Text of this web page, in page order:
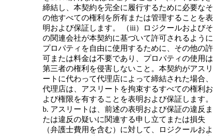
締結し、本契約を完全に履行するために必要なそ
の他すべての権利を所有または管理することを表
明および保証します。 （iii）ロジクールおよびそ
の関連会社が本契約に基づいて許可されるように
プロパティを自由に使用するために、その他の許
可または料金は不要であり、プロパティの使用は
第三者の権利を侵害しないこと。本契約がアスリ
ートに代わって代理店によって締結された場合、
代理店は、アスリートを拘束するすべての権利お
よび権限を有することを表明および保証します。
b. アスリートは、前述の表明および保証の違反ま
たは違反の疑いに関連する申し立てまたは損失
（弁護士費用を含む）に対して、ロジクールおよ